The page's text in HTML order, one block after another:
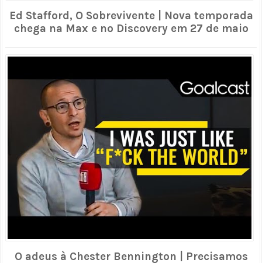
Ed Stafford, O Sobrevivente | Nova temporada
chega na Max e no Discovery em 27 de maio
O adeus à Chester Bennington | Precisamos